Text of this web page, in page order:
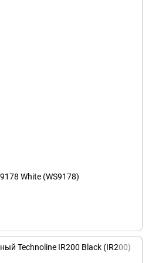
White (WS9178)